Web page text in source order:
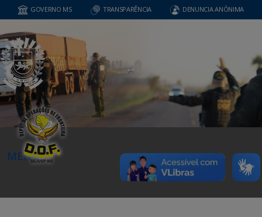
GOVERNO MS TRANSPARÊNCIA DENUNCIA ANÔNIMA
MENU